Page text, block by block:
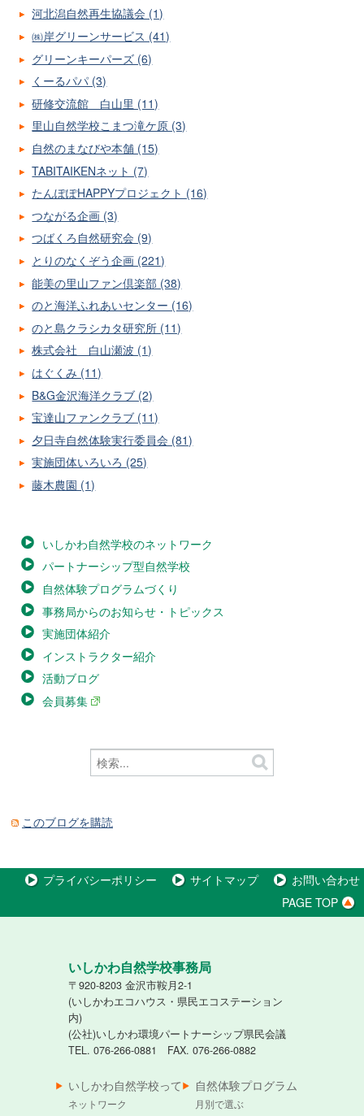
河北潟自然再生協議会 (1)
㈱岸グリーンサービス (41)
グリーンキーパーズ (6)
くーるパパ (3)
研修交流館 白山里 (11)
里山自然学校こまつ滝ケ原 (3)
自然のまなびや本舗 (15)
TABITAIKENネット (7)
たんぽぽHAPPYプロジェクト (16)
つながる企画 (3)
つばくろ自然研究会 (9)
とりのなくぞう企画 (221)
能美の里山ファン倶楽部 (38)
のと海洋ふれあいセンター (16)
のと島クラシカタ研究所 (11)
株式会社 白山瀬波 (1)
はぐくみ (11)
B&G金沢海洋クラブ (2)
宝達山ファンクラブ (11)
夕日寺自然体験実行委員会 (81)
実施団体いろいろ (25)
藤木農園 (1)
いしかわ自然学校のネットワーク
パートナーシップ型自然学校
自然体験プログラムづくり
事務局からのお知らせ・トピックス
実施団体紹介
インストラクター紹介
活動ブログ
会員募集
このブログを購読
プライバシーポリシー サイトマップ
お問い合わせ
PAGE TOP
いしかわ自然学校事務局
〒920-8203 金沢市鞍月2-1
(いしかわエコハウス・県民エコステーション
内)
(公社)いしかわ環境パートナーシップ県民会議
TEL. 076-266-0881 FAX. 076-266-0882
いしかわ自然学校って
ネットワーク
自然体験プログラム
月別で選ぶ